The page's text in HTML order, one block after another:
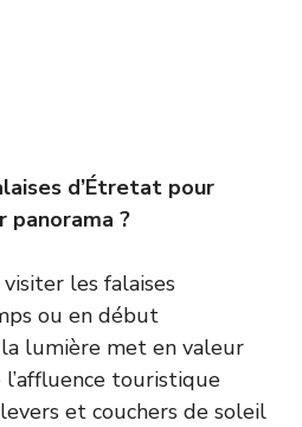
d’Étretat pour
?
les falaises
ou en début
lumière met en valeur
touristique
et couchers de soleil